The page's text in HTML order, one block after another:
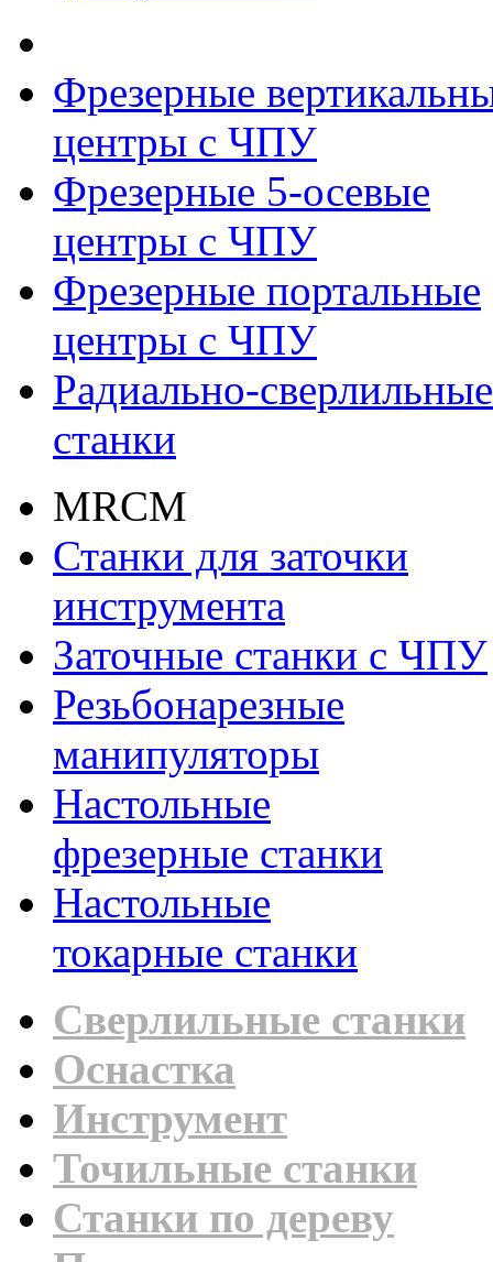
Фрезерные
центры с ЧПУ
Фрезерные 5-осевые
центры с ЧПУ
Фрезерные портальные
центры с ЧПУ
Радиально-сверлильные
станки
MRCM
Станки для заточки
инструмента
Заточные станки с ЧПУ
Резьбонарезные
манипуляторы
Настольные
фрезерные станки
Настольные
токарные станки
Сверлильные станки
Оснастка
Инструмент
Точильные станки
Станки по дереву